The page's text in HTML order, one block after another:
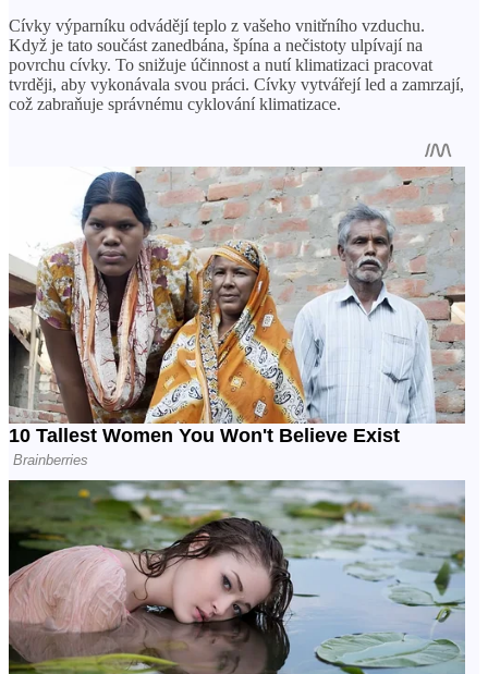
Cívky výparníku odvádějí teplo z vašeho vnitřního vzduchu.
Když je tato součást zanedbána, špína a nečistoty ulpívají na
povrchu cívky. To snižuje účinnost a nutí klimatizaci pracovat
tvrději, aby vykonávala svou práci. Cívky vytvářejí led a zamrzají,
což zabraňuje správnému cyklování klimatizace.